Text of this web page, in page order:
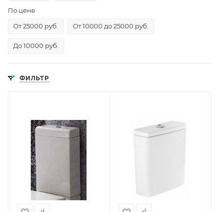
По цене
От 25000 руб.
От 10000 до 25000 руб.
До 10000 руб.
ФИЛЬТР